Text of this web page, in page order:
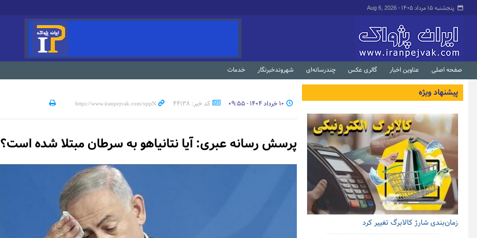
پنجشنبه ۱۵ مرداد ۱۴۰۵ - Aug 6, 2026
صفحه اصلی عناوین اخبار گالری عکس چندرسانه‌ای شهروندخبرنگار خدمات
۱۰ خرداد ۱۴۰۴ - ۰۹:۵۵ کد خبر: 44138
پرسش رسانه عبری: آیا نتانیاهو به سرطان مبتلا شده است؟
پیشنهاد ویژه
زمان‌بندی شارژ کالابرگ تغییر کرد